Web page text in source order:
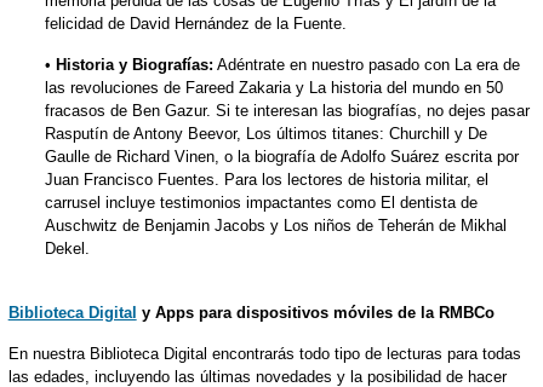
felicidad de David Hernández de la Fuente.
• Historia y Biografías: Adéntrate en nuestro pasado con La era de
las revoluciones de Fareed Zakaria y La historia del mundo en 50
fracasos de Ben Gazur. Si te interesan las biografías, no dejes pasar
Rasputín de Antony Beevor, Los últimos titanes: Churchill y De
Gaulle de Richard Vinen, o la biografía de Adolfo Suárez escrita por
Juan Francisco Fuentes. Para los lectores de historia militar, el
carrusel incluye testimonios impactantes como El dentista de
Auschwitz de Benjamin Jacobs y Los niños de Teherán de Mikhal
Dekel.
Biblioteca Digital y Apps para dispositivos móviles de la RMBCo
En nuestra Biblioteca Digital encontrarás todo tipo de lecturas para todas
las edades, incluyendo las últimas novedades y la posibilidad de hacer